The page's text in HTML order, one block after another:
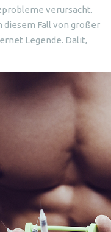
verursacht.
diesem Fall von großer
Legende. Dalit,